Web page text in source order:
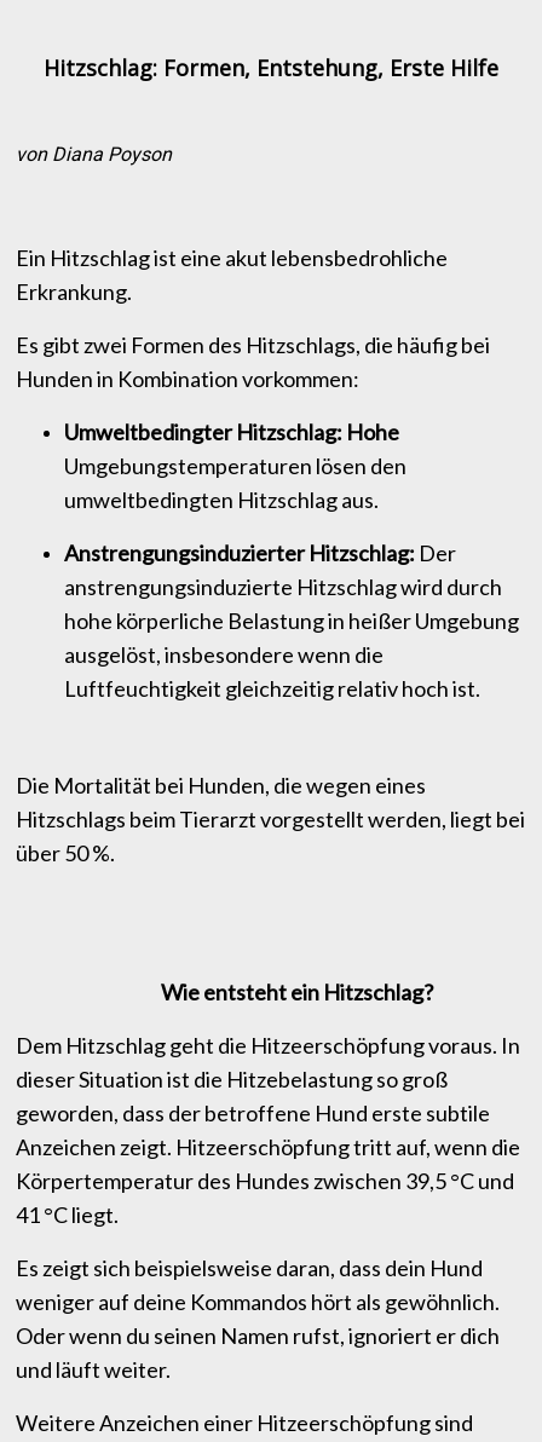
Hitzschlag: Formen, Entstehung, Erste Hilfe
von Diana Poyson
Ein Hitzschlag ist eine akut lebensbedrohliche
Erkrankung.
Es gibt zwei Formen des Hitzschlags, die häufig bei
Hunden in Kombination vorkommen:
Umweltbedingter Hitzschlag: Hohe
Umgebungstemperaturen lösen den
umweltbedingten Hitzschlag aus.
Anstrengungsinduzierter Hitzschlag: Der
anstrengungsinduzierte Hitzschlag wird durch
hohe körperliche Belastung in heißer Umgebung
ausgelöst, insbesondere wenn die
Luftfeuchtigkeit gleichzeitig relativ hoch ist.
Die Mortalität bei Hunden, die wegen eines
Hitzschlags beim Tierarzt vorgestellt werden, liegt bei
über 50 %.
Wie entsteht ein Hitzschlag?
Dem Hitzschlag geht die Hitzeerschöpfung voraus. In
dieser Situation ist die Hitzebelastung so groß
geworden, dass der betroffene Hund erste subtile
Anzeichen zeigt. Hitzeerschöpfung tritt auf, wenn die
Körpertemperatur des Hundes zwischen 39,5 °C und
41 °C liegt.
Es zeigt sich beispielsweise daran, dass dein Hund
weniger auf deine Kommandos hört als gewöhnlich.
Oder wenn du seinen Namen rufst, ignoriert er dich
und läuft weiter.
Weitere Anzeichen einer Hitzeerschöpfung sind